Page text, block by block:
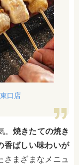
口店
。焼きたての焼き
香ばしい味わいが
さまざまなメニュ